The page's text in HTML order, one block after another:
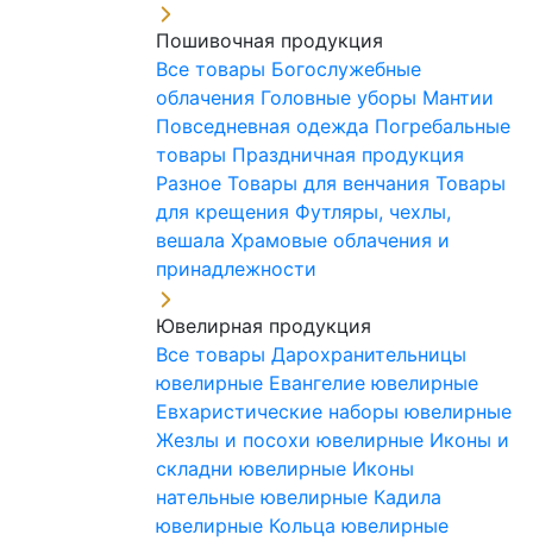
Пошивочная продукция
Все товары Богослужебные
облачения Головные уборы Мантии
Повседневная одежда Погребальные
товары Праздничная продукция
Разное Товары для венчания Товары
для крещения Футляры, чехлы,
вешала Храмовые облачения и
принадлежности
Ювелирная продукция
Все товары Дарохранительницы
ювелирные Евангелие ювелирные
Евхаристические наборы ювелирные
Жезлы и посохи ювелирные Иконы и
складни ювелирные Иконы
нательные ювелирные Кадила
ювелирные Кольца ювелирные